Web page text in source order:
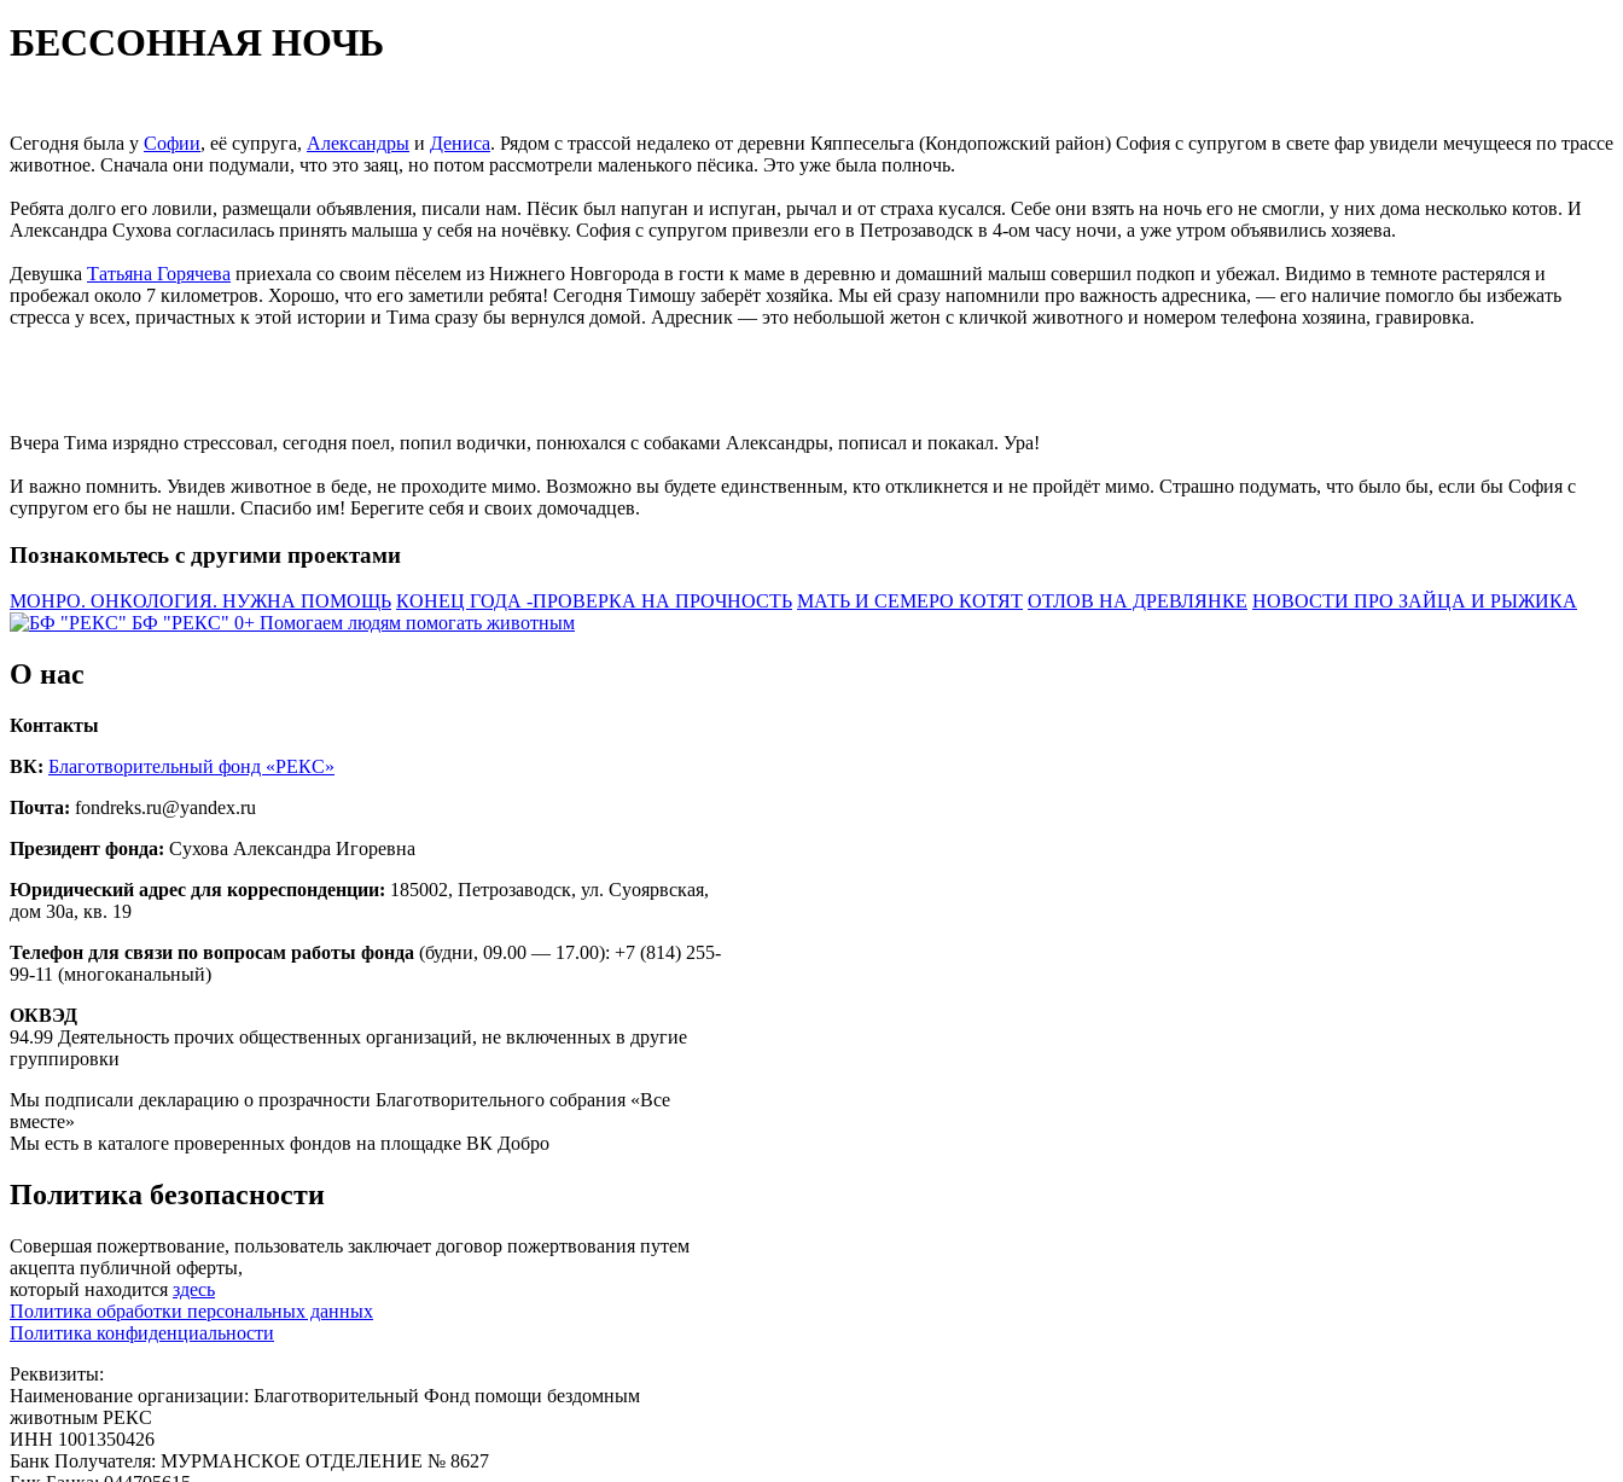
БЕССОННАЯ НОЧЬ
Сегодня была у Софии, её супруга, Александры и Дениса. Рядом с трассой недалеко от деревни Кяппесельга (Кондопожский район) София с супругом в свете фар увидели мечущееся по трассе
животное. Сначала они подумали, что это заяц, но потом рассмотрели маленького пёсика. Это уже была полночь.
Ребята долго его ловили, размещали объявления, писали нам. Пёсик был напуган и испуган, рычал и от страха кусался. Себе они взять на ночь его не смогли, у них дома несколько котов. И
Александра Сухова согласилась принять малыша у себя на ночёвку. София с супругом привезли его в Петрозаводск в 4-ом часу ночи, а уже утром объявились хозяева.
Девушка Татьяна Горячева приехала со своим пёселем из Нижнего Новгорода в гости к маме в деревню и домашний малыш совершил подкоп и убежал. Видимо в темноте растерялся и
пробежал около 7 километров. Хорошо, что его заметили ребята! Сегодня Тимошу заберёт хозяйка. Мы ей сразу напомнили про важность адресника, — его наличие помогло бы избежать
стресса у всех, причастных к этой истории и Тима сразу бы вернулся домой. Адресник — это небольшой жетон с кличкой животного и номером телефона хозяина, гравировка.
Вчера Тима изрядно стрессовал, сегодня поел, попил водички, понюхался с собаками Александры, пописал и покакал. Ура!
И важно помнить. Увидев животное в беде, не проходите мимо. Возможно вы будете единственным, кто откликнется и не пройдёт мимо. Страшно подумать, что было бы, если бы София с
супругом его бы не нашли. Спасибо им! Берегите себя и своих домочадцев.
Познакомьтесь с другими проектами
МОНРО. ОНКОЛОГИЯ. НУЖНА ПОМОЩЬ КОНЕЦ ГОДА -ПРОВЕРКА НА ПРОЧНОСТЬ МАТЬ И СЕМЕРО КОТЯТ ОТЛОВ НА ДРЕВЛЯНКЕ НОВОСТИ ПРО ЗАЙЦА И РЫЖИКА
БФ "РЕКС" 0+ Помогаем людям помогать животным
О нас
Контакты
ВК: Благотворительный фонд «РЕКС»
Почта: fondreks.ru@yandex.ru
Президент фонда: Сухова Александра Игоревна
Юридический адрес для корреспонденции: 185002, Петрозаводск, ул. Суоярвская,
дом 30а, кв. 19
Телефон для связи по вопросам работы фонда (будни, 09.00 — 17.00): +7 (814) 255-
99-11 (многоканальный)
ОКВЭД
94.99 Деятельность прочих общественных организаций, не включенных в другие
группировки
Мы подписали декларацию о прозрачности Благотворительного собрания «Все
вместе»
Мы есть в каталоге проверенных фондов на площадке ВК Добро
Политика безопасности
Совершая пожертвование, пользователь заключает договор пожертвования путем
акцепта публичной оферты,
который находится здесь
Политика обработки персональных данных
Политика конфиденциальности
Реквизиты:
Наименование организации: Благотворительный Фонд помощи бездомным
животным РЕКС
ИНН 1001350426
Банк Получателя: МУРМАНСКОЕ ОТДЕЛЕНИЕ № 8627